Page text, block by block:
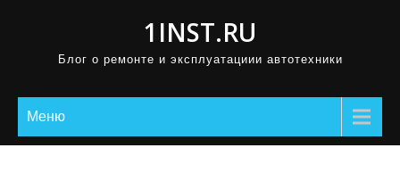
1INST.RU
Блог о ремонте и эксплуатациии автотехники
Меню